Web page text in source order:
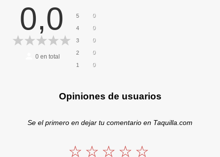
0,0
0en total
5 0
4 0
3 0
2 0
1 0
Opiniones de usuarios
Se el primero en dejar tu comentario en Taquilla.com